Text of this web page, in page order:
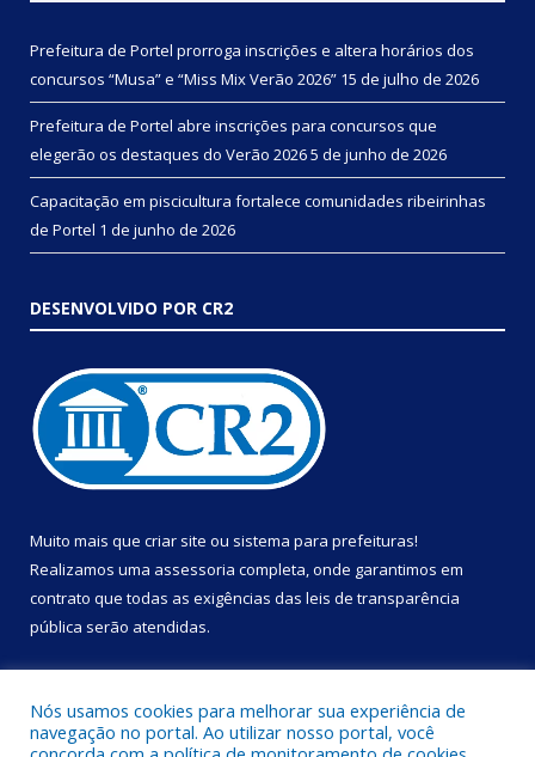
Prefeitura de Portel prorroga inscrições e altera horários dos
concursos “Musa” e “Miss Mix Verão 2026” 15 de julho de 2026
Prefeitura de Portel abre inscrições para concursos que
elegerão os destaques do Verão 20265 de junho de 2026
Capacitação em piscicultura fortalece comunidades ribeirinhas
de Portel 1 de junho de 2026
DESENVOLVIDO POR CR2
Muito mais que criar site ou sistema para prefeituras!
Realizamos uma assessoria completa, onde garantimos em
contrato que todas as exigências das leis de transparência
pública serão atendidas.
Nós usamos cookies para melhorar sua experiência de
navegação no portal. Ao utilizar nosso portal, você